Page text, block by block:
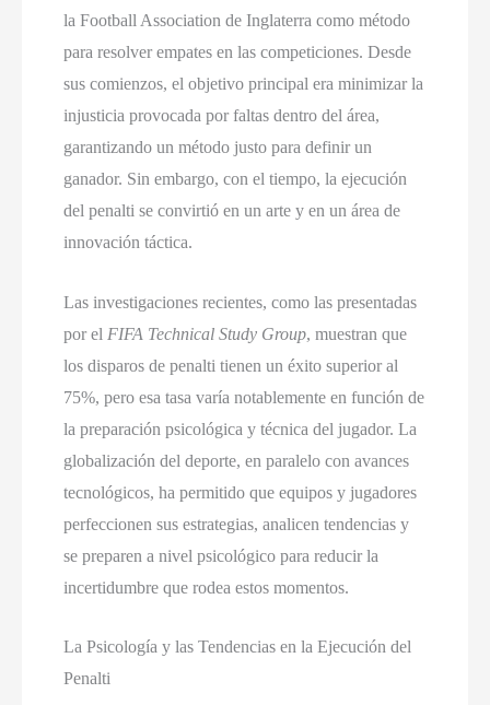
la Football Association de Inglaterra como método
para resolver empates en las competiciones. Desde
sus comienzos, el objetivo principal era minimizar la
injusticia provocada por faltas dentro del área,
garantizando un método justo para definir un
ganador. Sin embargo, con el tiempo, la ejecución
del penalti se convirtió en un arte y en un área de
innovación táctica.
Las investigaciones recientes, como las presentadas
por el FIFA Technical Study Group, muestran que
los disparos de penalti tienen un éxito superior al
75%, pero esa tasa varía notablemente en función de
la preparación psicológica y técnica del jugador. La
globalización del deporte, en paralelo con avances
tecnológicos, ha permitido que equipos y jugadores
perfeccionen sus estrategias, analicen tendencias y
se preparen a nivel psicológico para reducir la
incertidumbre que rodea estos momentos.
La Psicología y las Tendencias en la Ejecución del
Penalti